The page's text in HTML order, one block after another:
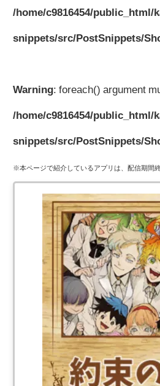
/home/c9816454/
snippets/src/PostSnippets/
Warning: foreach() argument
/home/c9816454/
snippets/src/PostSnippets/
※本ページで紹介しているアプリは、配信期間